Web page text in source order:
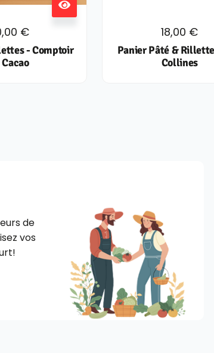
€
- Comptoir
18,00 €
Panier Pâté &
Collines
de
vos